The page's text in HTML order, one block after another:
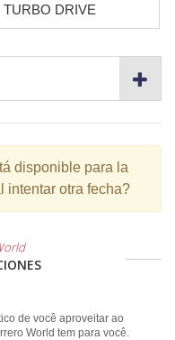
TURBO DRIVE
disponible para la
intentar otra fecha?
de você aproveitar ao
World tem para você.